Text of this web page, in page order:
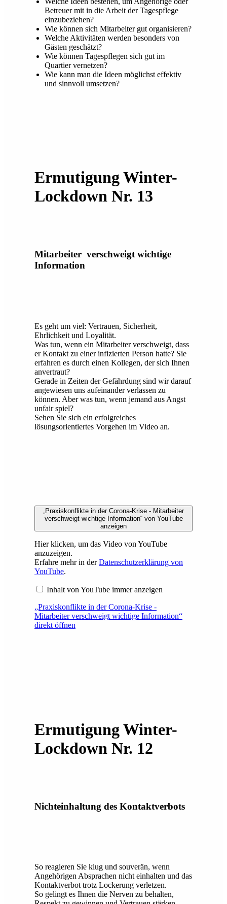
Betreuer mit in die Arbeit der Tagespflege
einzubeziehen?
Wie können sich Mitarbeiter gut organisieren?
Welche Aktivitäten werden besonders von
Gästen geschätzt?
Wie können Tagespflegen sich gut im
Quartier vernetzen?
Wie kann man die Ideen möglichst effektiv
und sinnvoll umsetzen?
Ermutigung Winter-
Lockdown Nr. 13
Mitarbeiter verschweigt wichtige
Information
Es geht um viel: Vertrauen, Sicherheit,
Ehrlichkeit und Loyalität.
Was tun, wenn ein Mitarbeiter verschweigt, dass
er Kontakt zu einer infizierten Person hatte? Sie
erfahren es durch einen Kollegen, der sich Ihnen
anvertraut?
Gerade in Zeiten der Gefährdung sind wir darauf
angewiesen uns aufeinander verlassen zu
können. Aber was tun, wenn jemand aus Angst
unfair spiel?
Sehen Sie sich ein erfolgreiches
lösungsorientiertes Vorgehen im Video an.
„Praxiskonflikte in der Corona-Krise - Mitarbeiter
verschweigt wichtige Information“ von YouTube
anzeigen
Hier klicken, um das Video von YouTube
anzuzeigen.
Erfahre mehr in derDatenschutzerklärung von
YouTube.
Inhalt von YouTube immer anzeigen
„Praxiskonflikte in der Corona-Krise -
Mitarbeiter verschweigt wichtige Information“
direkt öffnen
Ermutigung Winter-
Lockdown Nr. 12
Nichteinhaltung des Kontaktverbots
So reagieren Sie klug und souverän, wenn
Angehörigen Absprachen nicht einhalten und das
Kontaktverbot trotz Lockerung verletzen.
So gelingt es Ihnen die Nerven zu behalten,